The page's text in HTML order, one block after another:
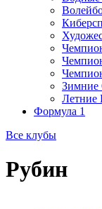
Зимние
Летние
Формула 1
Все клубы
Рубин